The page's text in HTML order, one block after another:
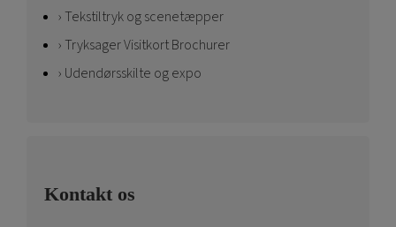
Tekstiltryk og scenetæpper
Tryksager Visitkort Brochurer
Udendørsskilte og expo
Kontakt os